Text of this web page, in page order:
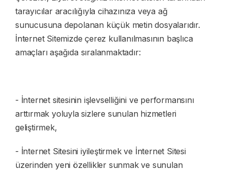
tarayıcılar aracılığıyla cihazınıza veya ağ
sunucusuna depolanan küçük metin dosyalarıdır.
İnternet Sitemizde çerez kullanılmasının başlıca
amaçları aşağıda sıralanmaktadır:
- İnternet sitesinin işlevselliğini ve performansını
arttırmak yoluyla sizlere sunulan hizmetleri
geliştirmek,
- İnternet Sitesini iyileştirmek ve İnternet Sitesi
üzerinden yeni özellikler sunmak ve sunulan